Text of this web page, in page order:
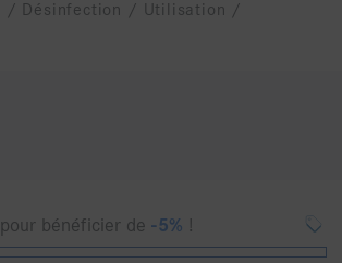
/ Désinfection / Utilisation /
pour bénéficier de-5% !